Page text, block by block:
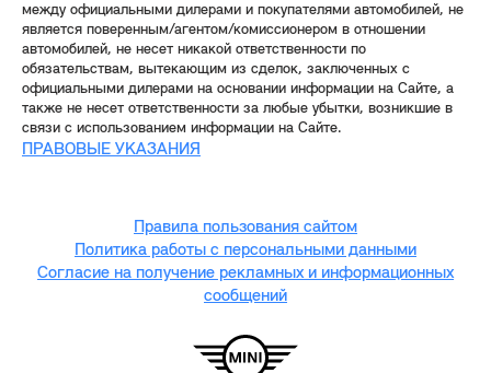
между официальными дилерами и покупателями автомобилей, не
является поверенным/агентом/комиссионером в отношении
автомобилей, не несет никакой ответственности по
обязательствам, вытекающим из сделок, заключенных с
официальными дилерами на основании информации на Сайте, а
также не несет ответственности за любые убытки, возникшие в
связи с использованием информации на Сайте.
ПРАВОВЫЕ УКАЗАНИЯ
Правила пользования сайтом
Политика работы с персональными данными
Согласие на получение рекламных и информационных
сообщений